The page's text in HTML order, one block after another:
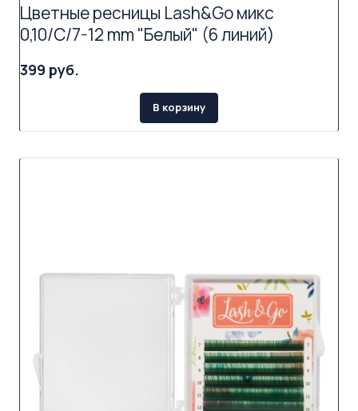
Цветные ресницы Lash&Go микс
0,10/C/7-12 mm "Белый" (6 линий)
399 руб.
В корзину